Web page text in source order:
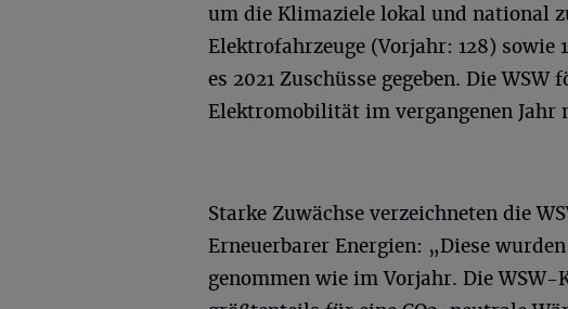
um die Klimaziele lokal und national
Elektrofahrzeuge (Vorjahr: 128) sowie
es 2021 Zuschüsse gegeben. Die
Elektromobilität im vergangenen Jahr
Starke Zuwächse verzeichneten die
Erneuerbarer Energien: „Diese
genommen wie im Vorjahr. Die